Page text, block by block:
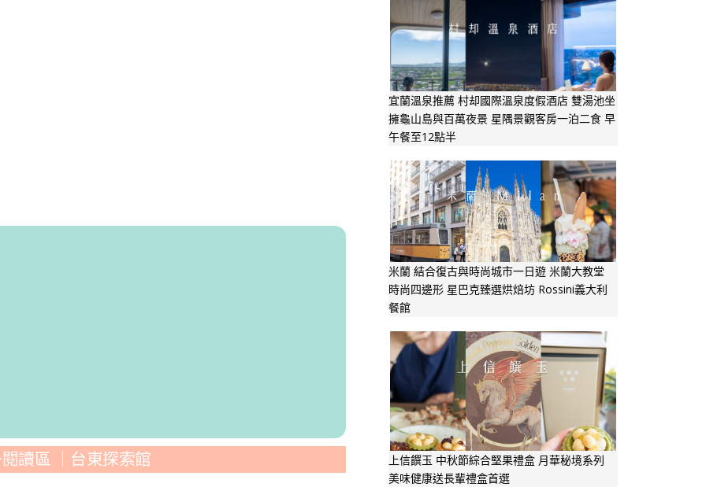
讀區 ｜台東探索館
宜蘭溫泉推薦 村却國際溫泉度假酒店 雙湯池坐
擁龜山島與百萬夜景 星隅景觀客房一泊二食 早
午餐至12點半
米蘭 結合復古與時尚城市一日遊 米蘭大教堂
時尚四邊形 星巴克臻選烘焙坊 Rossini義大利
餐館
上信饌玉 中秋節綜合堅果禮盒 月華秘境系列
美味健康送長輩禮盒首選